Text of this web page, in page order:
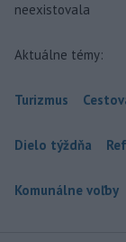
neexistovala
Aktuálne témy:
Turizmus
Dielo týždňa
Komunálne voľby